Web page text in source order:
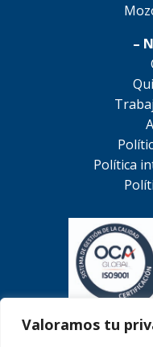
Valoramos tu
–
Política